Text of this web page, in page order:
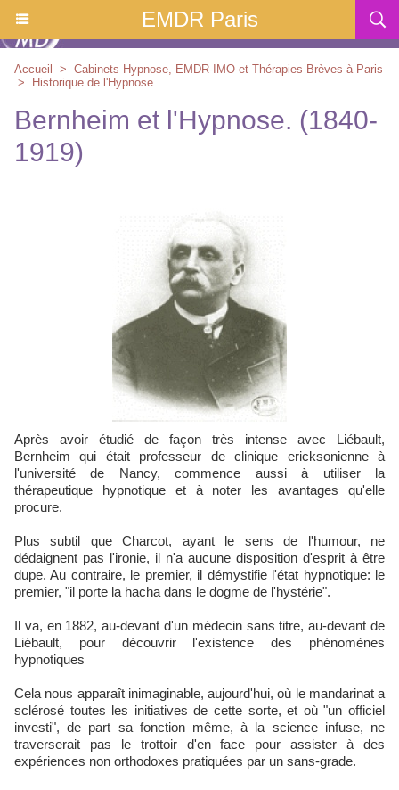
EMDR Paris
Accueil > Cabinets Hypnose, EMDR-IMO et Thérapies Brèves à Paris
>
Historique de l'Hypnose
Bernheim et l'Hypnose. (1840-
1919)
Après avoir étudié de façon très intense avec Liébault,
Bernheim qui était professeur de clinique ericksonienne à
l'université de Nancy, commence aussi à utiliser la
thérapeutique hypnotique et à noter les avantages qu'elle
procure.
Plus subtil que Charcot, ayant le sens de l'humour, ne
dédaignent pas l'ironie, il n'a aucune disposition d'esprit à être
dupe. Au contraire, le premier, il démystifie l'état hypnotique: le
premier, "il porte la hacha dans le dogme de l'hystérie".
Il va, en 1882, au-devant d'un médecin sans titre, au-devant de
Liébault, pour découvrir l'existence des phénomènes
hypnotiques
Cela nous apparaît inimaginable, aujourd'hui, où le mandarinat a
sclérosé toutes les initiatives de cette sorte, et où "un officiel
investi", de part sa fonction même, à la science infuse, ne
traverserait pas le trottoir d'en face pour assister à des
expériences non orthodoxes pratiquées par un sans-grade.